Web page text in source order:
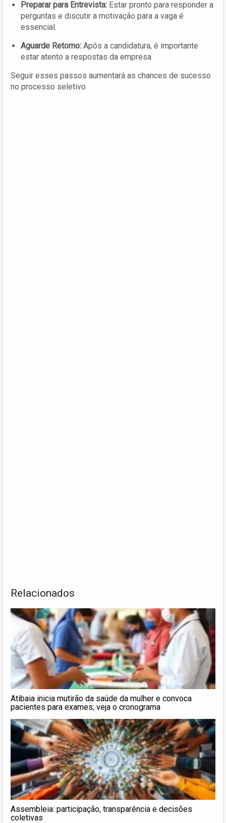
Preparar para Entrevista: Estar pronto para responder a
perguntas e discutir a motivação para a vaga é
essencial.
Aguarde Retorno: Após a candidatura, é importante
estar atento a respostas da empresa.
Seguir esses passos aumentará as chances de sucesso
no processo seletivo.
Relacionados
Atibaia inicia mutirão da saúde da mulher e convoca
pacientes para exames; veja o cronograma
Assembleia: participação, transparência e decisões
coletivas